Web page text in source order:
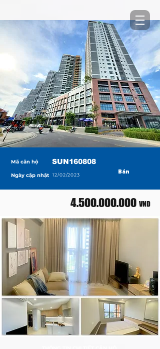
Mã căn hộ
Ngày cập nhật
SUN160808
12/02/2023 Bán
VND
4.500.000.000